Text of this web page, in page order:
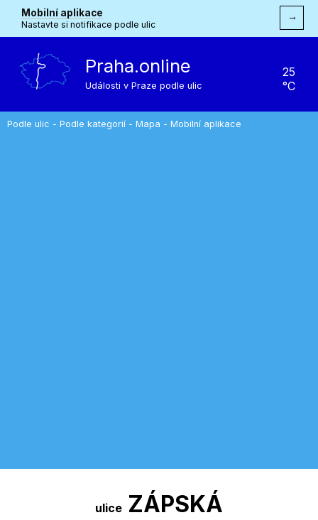
Mobilní aplikace
Nastavte si notifikace podle ulic
→
Praha.online
Události v Praze podle ulic
25
°C
Podle ulic - Podle kategorií - Mapa - Mobilní aplikace
ulice ZÁPSKÁ